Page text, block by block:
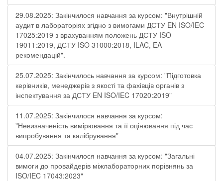
29.08.2025: Закінчилося навчання за курсом: "Внутрішній
аудит в лабораторіях згідно з вимогами ДСТУ EN ISO/IEC
17025:2019 з врахуванням положень ДСТУ ISO
19011:2019, ДСТУ ISO 31000:2018, ILAC, EA -
рекомендацій".
25.07.2025: Закінчилось навчання за курсом: "Підготовка
керівників, менеджерів з якості та фахівців органів з
інспектування за ДСТУ EN ISO/IEC 17020:2019"
11.07.2025: Закінчилося навчання за курсом:
"Невизначеність вимірювання та її оцінювання під час
випробування та калібрування"
04.07.2025: Закінчилося навчання за курсом: "Загальні
вимоги до провайдерів міжлабораторних порівнянь за
ISO/IEC 17043:2023"